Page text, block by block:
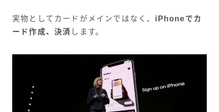
実物としてカードがメインではなく、 iPhoneでカ
ード作成、決済 します。